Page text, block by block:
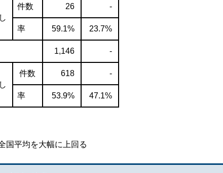
件数 26 -
率 59.1% 23.7%
1,146 -
件数 618 -
率 53.9% 47.1%
平均を大幅に上回る